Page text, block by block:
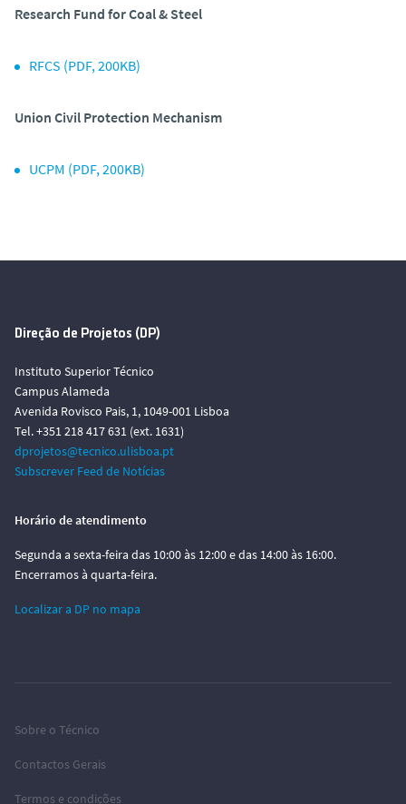
Research Fund for Coal & Steel
RFCS (PDF, 200KB)
Union Civil Protection Mechanism
UCPM (PDF, 200KB)
Direção de Projetos (DP)
Instituto Superior Técnico
Campus Alameda
Avenida Rovisco Pais, 1, 1049-001 Lisboa
Tel. +351 218 417 631 (ext. 1631)
dprojetos@tecnico.ulisboa.pt
Subscrever Feed de Notícias
Horário de atendimento
Segunda a sexta-feira das 10:00 às 12:00 e das 14:00 às 16:00.
Encerramos à quarta-feira.
Localizar a DP no mapa
Sobre o Técnico
Contactos Gerais
Termos e condições